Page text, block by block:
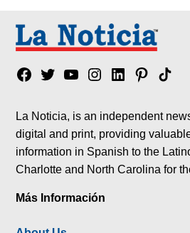
Facebook
TwitterYouTubeInstagram
LinkedinPinterest
Tik
La Noticia, is an independent
digital and print, providing
information in Spanish to the
Charlotte and North Carolina for
Más Información